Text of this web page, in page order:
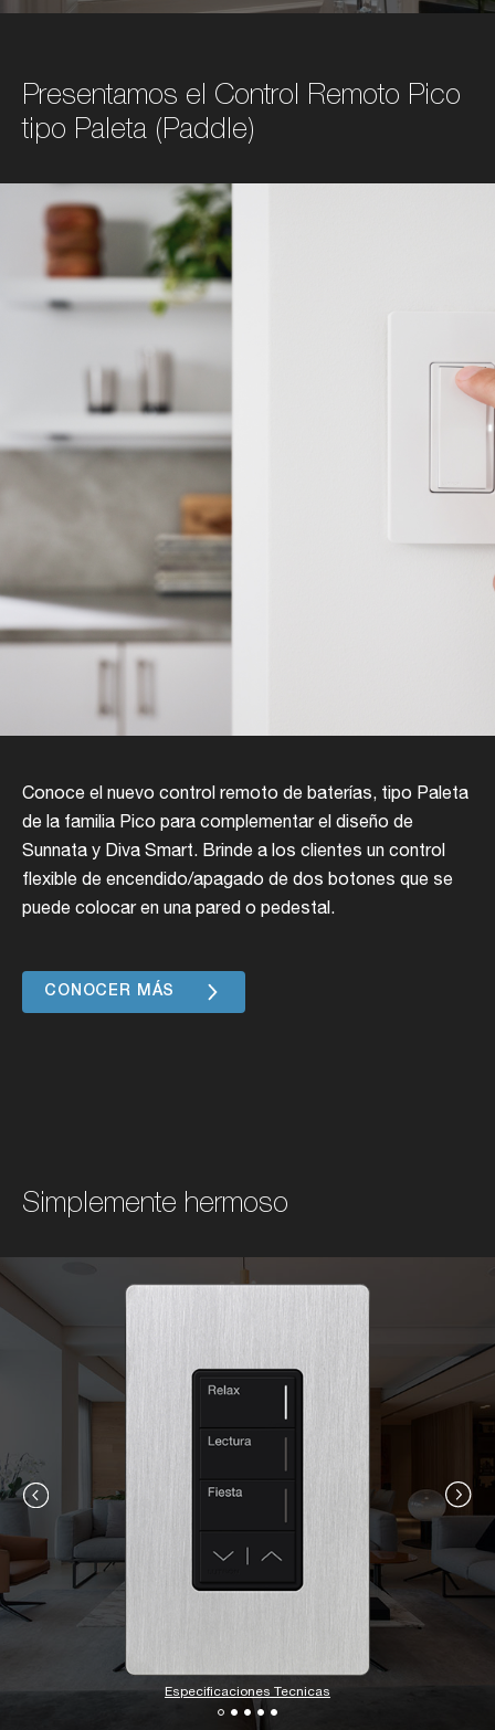
Presentamos el Control Remoto Pico
tipo Paleta (Paddle)
Conoce el nuevo control remoto de baterías, tipo Paleta
de la familia Pico para complementar el diseño de
Sunnata y Diva Smart. Brinde a los clientes un control
flexible de encendido/apagado de dos botones que se
puede colocar en una pared o pedestal.
CONOCER MÁS
Simplemente hermoso
Especificaciones Tecnicas